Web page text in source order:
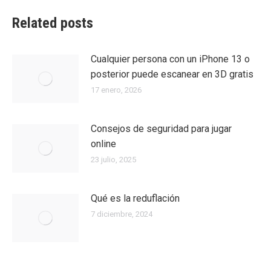
Related posts
Cualquier persona con un iPhone 13 o
posterior puede escanear en 3D gratis
17 enero, 2026
Consejos de seguridad para jugar
online
23 julio, 2025
Qué es la reduflación
7 diciembre, 2024